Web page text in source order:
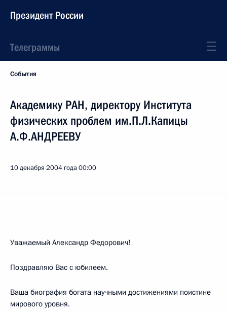
Президент России
Телеграммы
События
Академику РАН, директору Института
физических проблем им.П.Л.Капицы
А.Ф.АНДРЕЕВУ
10 декабря 2004 года00:00
Уважаемый Александр Федорович!
Поздравляю Вас с юбилеем.
Ваша биография богата научными достижениями поистине
мирового уровня.